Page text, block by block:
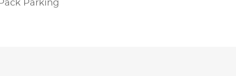
Pack Parking